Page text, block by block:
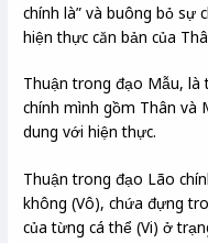
chính là” và buông bỏ sự
hiện thực căn bản của
Thuận trong đạo Mẫu, là
chính mình gồm Thân và
dung với hiện thực.
Thuận trong đạo Lão
không (Vô), chứa đựng
của từng cá thể (Vi) ở